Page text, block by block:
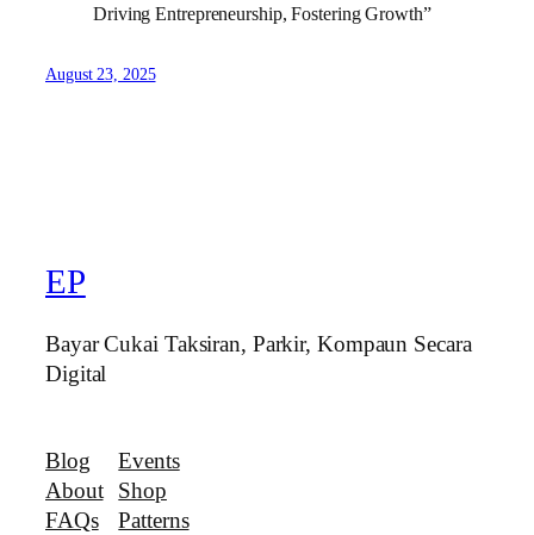
Driving Entrepreneurship, Fostering Growth”
August 23, 2025
EP
Bayar Cukai Taksiran, Parkir, Kompaun Secara
Digital
Blog
About
FAQs
Events
Shop
Patterns